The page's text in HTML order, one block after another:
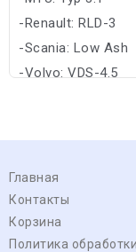
-Renault: RLD-3
-Scania: Low Ash
-Volvo: VDS-4.5
Главная
Контакты
Корзина
Политика